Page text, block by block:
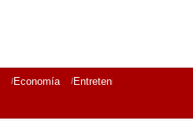
Economía Entretenimiento